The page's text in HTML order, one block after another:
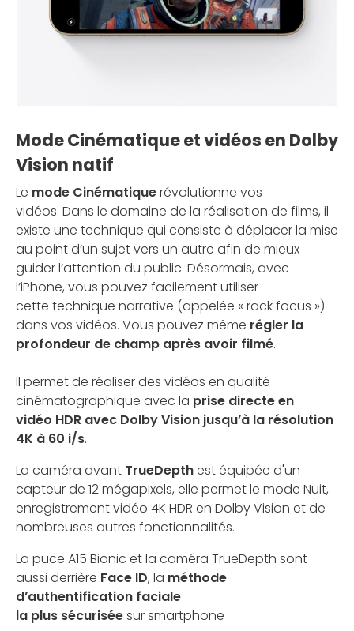
Mode Cinématique et vidéos en Dolby
Vision natif
Le mode Cinématiquerévolutionne vos
vidéos. Dans le domaine de la réalisation de films, il
existe une technique qui consiste à déplacer la mise
au point d’un sujet vers un autre afin de mieux
guider l’attention du public. Désormais, avec
l’iPhone, vous pouvez facilement utiliser
cette technique narrative (appelée « rack focus »)
dans vos vidéos. Vous pouvez même régler la
profondeur de champ après avoir filmé.
Il permet de réaliser des vidéos en qualité
cinématographique avec la prise directe en
vidéo HDR avec Dolby Vision jusqu’à la résolution
4K à 60 i/s.
La caméra avant TrueDepthest équipée d'un
capteur de 12 mégapixels, elle permet le mode Nuit,
enregistrement vidéo 4K HDR en Dolby Vision et de
nombreuses autres fonctionnalités.
La puce A15 Bionic et la caméra TrueDepth sont
aussi derrière Face ID, la méthode
d’authentification faciale
la plus sécuriséesur smartphone